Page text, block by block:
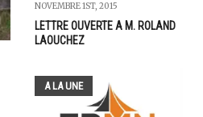
NOVEMBRE 1ST, 2015
LETTRE OUVERTE A M. ROLAND
LAOUCHEZ
A LA UNE